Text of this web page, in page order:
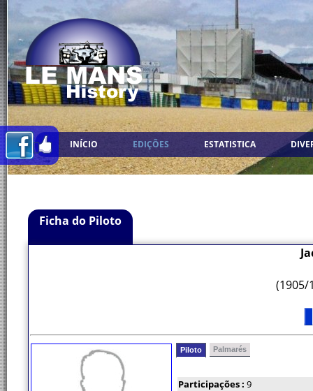
INÍCIO EDIÇÕES ESTATISTICA
Ficha do Piloto
(1905/
Piloto Palmarés
Participações : 9